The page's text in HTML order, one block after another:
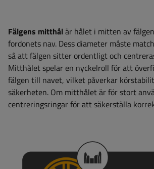
Fälgens mitthålär hålet i mitten av
fordonets nav. Dess diameter måste
så att fälgen sitter ordentligt och
Mitthålet spelar en nyckelroll för att
fälgen till navet, vilket påverkar
säkerheten. Om mitthålet är för stort
centreringsringar för att säkerställa